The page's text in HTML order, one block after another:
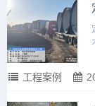
工程案例